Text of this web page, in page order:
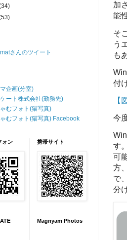
加
能
そ
う
も
付
【
今
す
可
方
で
分
さんのツイート
企画(分室)
ケート株式会社(勤務先)
むフォト(猫写真)
むフォト(猫写真) Facebook
ォン 携帯サイト
Magnyam Photos